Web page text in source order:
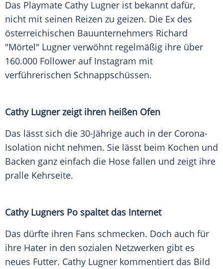
Das Playmate Cathy Lugner ist bekannt dafür,
nicht mit seinen Reizen zu geizen. Die Ex des
österreichischen Bauunternehmers Richard
"Mörtel" Lugner verwöhnt regelmäßig ihre über
160.000 Follower auf Instagram mit
verführerischen Schnappschüssen.
Cathy Lugner zeigt ihren heißen Ofen
Das lässt sich die 30-Jährige auch in der Corona-
Isolation nicht nehmen. Sie lässt beim Kochen und
Backen ganz einfach die Hose fallen und zeigt ihre
pralle Kehrseite.
Cathy Lugners Po spaltet das Internet
Das dürfte ihren Fans schmecken. Doch auch für
ihre Hater in den sozialen Netzwerken gibt es
neues Futter. Cathy Lugner kommentiert das Bild